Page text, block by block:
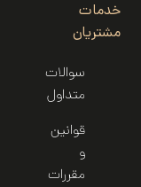
خدمات
مشتریان
سوالات
متداول
قوانین
و
مقررات